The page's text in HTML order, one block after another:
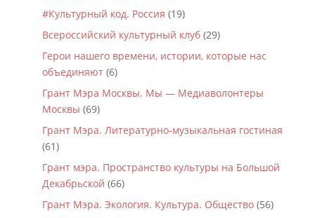
#Культурный код. Россия (19)
Всероссийский культурный клуб(29)
Герои нашего времени, истории, которые нас
объединяют(6)
Грант Мэра Москвы. Мы — Медиаволонтеры
Москвы (69)
Грант Мэра. Литературно-музыкальная гостиная
(61)
Грант мэра. Пространство культуры на Большой
Декабрьской (66)
Грант Мэра. Экология. Культура. Общество(56)